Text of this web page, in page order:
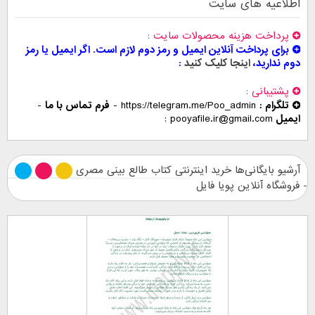
اطلاعیه های سایت
پرداخت هزینه محصولات سایت
برای پرداخت آنلاین ایمیل و رمز دوم لازم است. اگر ایمیل یا رمز
دوم ندارید،اینجا کلیک کنید
پشتیبانی
تلگرام : https://telegram.me/Poo_admin
- فرم تماس با ما -
ایمیل pooyafile.ir@gmail.com
آرشیو بایگانی‌ها خرید اینترنتی کتاب طالع بینی مصری
- فروشگاه آنلاین پویا فایل